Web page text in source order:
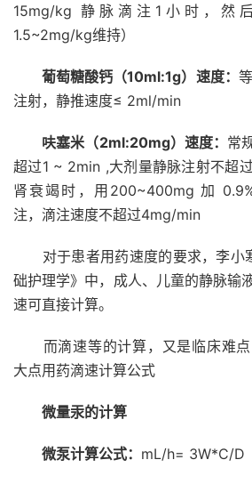
15mg/kg 静脉滴注1小时，然
1.5~2mg/kg维持）
葡萄糖酸钙（10ml:1g）速度：
注射，静推速度≤ 2ml/min
呋塞米（2ml:20mg）速度： 常
超过1 ~ 2min ,大剂量静脉注射不超
肾衰竭时，用200~400mg 加
注，滴注速度不超过4mg/min
对于患者用药速度的要求，李
础护理学》中，成人、儿童的静脉输
速可直接计算。
而滴速等的计算，又是临床难
大点用药滴速计算公式
微量汞的计算
微泵计算公式： mL/h= 3W*C/D